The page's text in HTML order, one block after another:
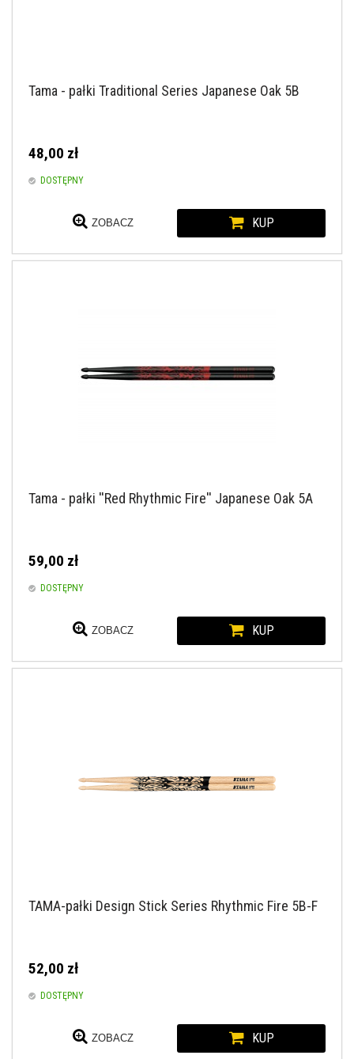
Tama - pałki Traditional Series Japanese Oak 5B
48,00 zł
DOSTĘPNY
ZOBACZ KUP
Tama - pałki ''Red Rhythmic Fire'' Japanese Oak 5A
59,00 zł
DOSTĘPNY
ZOBACZ KUP
TAMA-pałki Design Stick Series Rhythmic Fire 5B-F
52,00 zł
DOSTĘPNY
ZOBACZ KUP